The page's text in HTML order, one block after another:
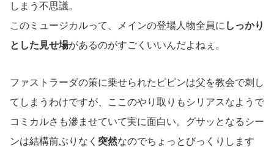
しまう不思議。
このミュージカルって、メインの登場人物全員に しっかり
とした見せ場があるのがすごくいいんだよねぇ。
ファストラーダの策に乗せられたピピンは父を教会で刺し
てしまうわけですが、ここのやり取りもシリアスなようで
コミカルさも滲ませていて実に面白い。グサッとなるシー
ンは結構前ぶりなく 突然なのでちょっとびっくりします